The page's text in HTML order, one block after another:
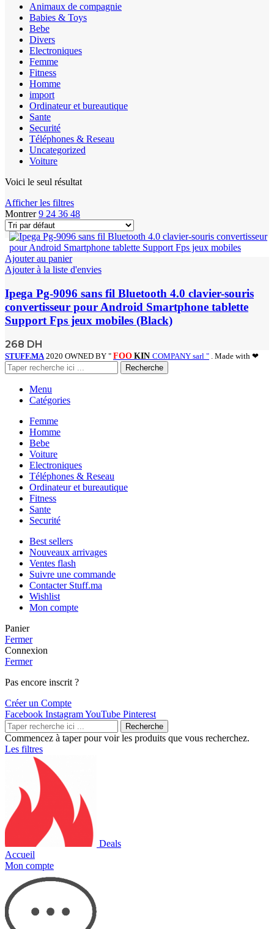
Animaux de compagnie
Babies & Toys
Bebe
Divers
Electroniques
Femme
Fitness
Homme
import
Ordinateur et bureautique
Sante
Securité
Téléphones & Reseau
Uncategorized
Voiture
Voici le seul résultat
Afficher les filtres
Montrer9 24 36 48
Ajouter au panier
Ajouter à la liste d'envies
Ipega Pg-9096 sans fil Bluetooth 4.0 clavier-souris
convertisseur pour Android Smartphone tablette
Support Fps jeux mobiles (Black)
268 DH
STUFF.MA 2020 OWNED BY " FOO KIN COMPANY sarl " . Made with ❤
Recherche
Menu
Catégories
Femme
Homme
Bebe
Voiture
Electroniques
Téléphones & Reseau
Ordinateur et bureautique
Fitness
Sante
Securité
Best sellers
Nouveaux arrivages
Ventes flash
Suivre une commande
Contacter Stuff.ma
Wishlist
Mon compte
Panier
Fermer
Connexion
Fermer
Pas encore inscrit ?
Créer un Compte
Facebook InstagramYouTube Pinterest
Recherche
Commencez à taper pour voir les produits que vous recherchez.
Les filtres
Deals
Accueil
Mon compte